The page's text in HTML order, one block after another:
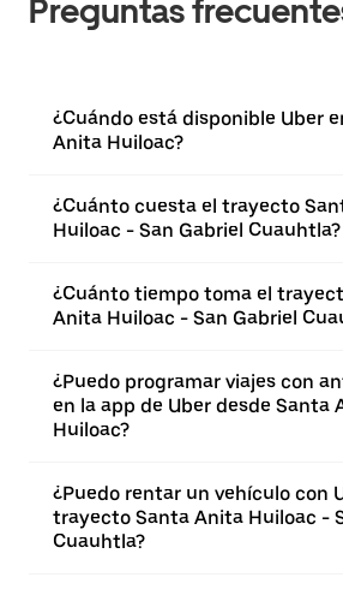
Preguntas
¿Cuándo está disponible Uber
Anita Huiloac?
¿Cuánto cuesta el trayecto
Huiloac - San Gabriel Cuauhtla?
¿Cuánto tiempo toma el
Anita Huiloac - San Gabriel
¿Puedo programar viajes con
en la app de Uber desde Santa
Huiloac?
¿Puedo rentar un vehículo con
trayecto Santa Anita Huiloac -
Cuauhtla?